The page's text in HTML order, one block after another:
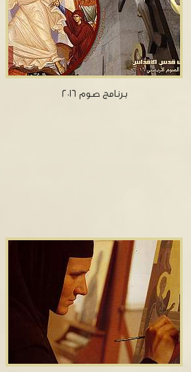
برنامج صوم ٢٠١٦